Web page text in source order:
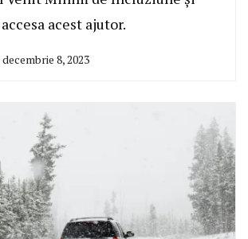
acest ajutor.
decembrie 8, 2023